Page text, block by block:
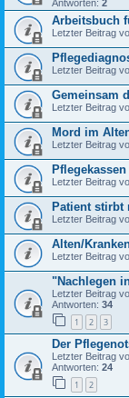
Antworten: 2
Arbeitsbuch
Letzter Beitrag
Letzter Beitrag
Gemeinsam
Letzter Beitrag
Mord im
Letzter Beitrag
Letzter Beitrag
Patient stirbt
Letzter Beitrag
Alten/
Letzter Beitrag
"Nachlegen
Letzter Beitrag
Antworten: 34
1 2 3
Der
Letzter Beitrag
Antworten: 24
1 2